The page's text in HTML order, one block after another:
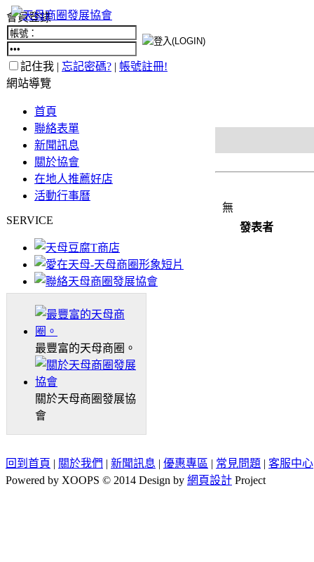
會員登錄
記住我 | 忘記密碼? | 帳號註冊!
網站導覽
首頁
聯絡表單
新聞訊息
關於協會
在地人推薦好店
活動行事曆
SERVICE
最豐富的天母商圈。
關於天母商圈發展協
會
無
發表者
回到首頁 | 關於我們 | 新聞訊息 | 優惠專區 | 常見問題 | 客服中心
Powered by XOOPS © 2014 Design by 網頁設計 Project